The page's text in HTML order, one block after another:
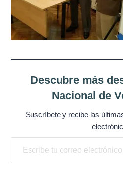
Descubre más
Nacional de
Suscríbete y recibe las
Escribe tu correo electrónico…